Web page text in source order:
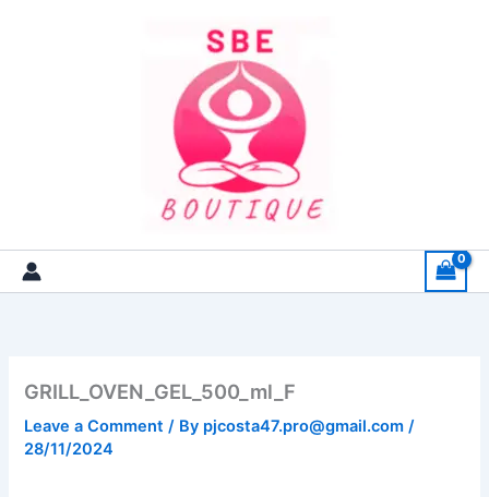
GRILL_OVEN_GEL_500_ml_F
Leave a Comment / By pjcosta47.pro@gmail.com/
28/11/2024